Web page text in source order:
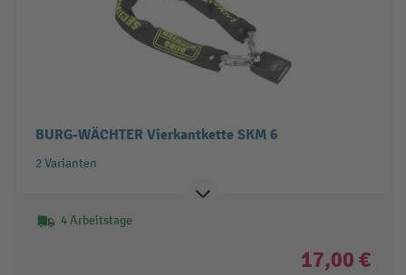
BURG-WÄCHTER Vierkantkette SKM 6
2 Varianten
4 Arbeitstage
17,00 €